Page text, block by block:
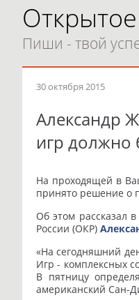
Пиши - твой
30 октября 2015
Александр
игр должно
На проходящей в
принято решение о
Об этом рассказал
России (ОКР)
«На сегодняшний
Игр - комплексных
В пятницу
американский Сан-